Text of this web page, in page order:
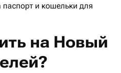
и кошельки для
на Новый